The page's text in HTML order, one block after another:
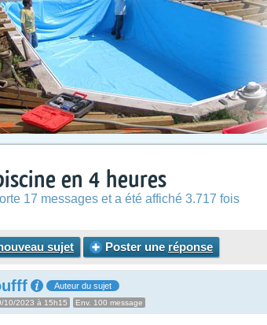
en 4 heures
17 messages et a été affiché 3.717 fois
sujet Poster une réponse
Auteur du sujet
10/2023 à 15h15 Env. 100 message